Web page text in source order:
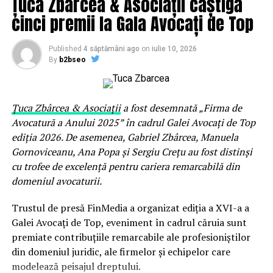
LaUzina Mecanică Vâlceapoţi găsi vestiare metalice
adaptate fiecarei situatii penru a raspunde mai bine
nevoilor tale profesionale. Iar dacă dimensiunile
standard nu sunt potrivite necesităţilor tale, atunci se
pot fabrica unele special pe dimensiunile şi nevoile tale.
Care sunt diferitele tipuri?
Există diferite tipuri de vestiare metalice care sunt
perfecte pentru diferite utilizări în afaceri și nu numai.
De exemplu, există un model de vestiar metalic în formă
de L, cu un stâlp despărțitor cu două dulapuri, care este
dulapurile IP și IS, care sunt dulapuri industriale curate
și cu pereți despărțitori în interiorul dulapurilor. Mai
există modele de vestiare în formă de L, cu finisaj din
lemn natural sau vopsit.
cinci premii la Gala Avocați de Top
Published 4 săptămâni ago on iulie 10, 2026
By b2bseo
Țuca Zbârcea & Asociațiia fost desemnată „Firma de
Avocatură a Anului 2025” în cadrul Galei Avocați de Top
ediția 2026. De asemenea, Gabriel Zbârcea, Manuela
Gornoviceanu, Ana Popa și Sergiu Crețu au fost distinși
cu trofee de excelență pentru cariera remarcabilă din
domeniul avocaturii.
Trustul de presă FinMedia a organizat ediția a XVI-a a
Galei Avocați de Top, eveniment în cadrul căruia sunt
premiate contribuțiile remarcabile ale profesioniștilor
din domeniul juridic, ale firmelor și echipelor care
modelează peisajul dreptului.